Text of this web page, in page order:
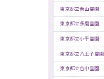
東京都立青山霊園
東京都立多磨霊園
東京都立小平霊園
東京都立八王子霊園
東京都立谷中霊園